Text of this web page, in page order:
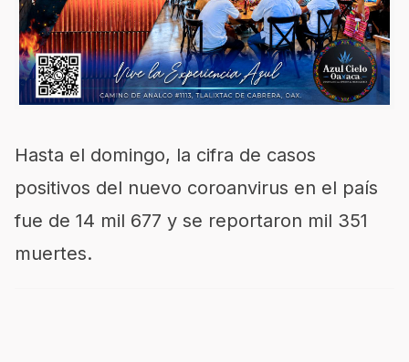
Hasta el domingo, la cifra de casos
positivos del nuevo coroanvirus en el país
fue de 14 mil 677 y se reportaron mil 351
muertes.